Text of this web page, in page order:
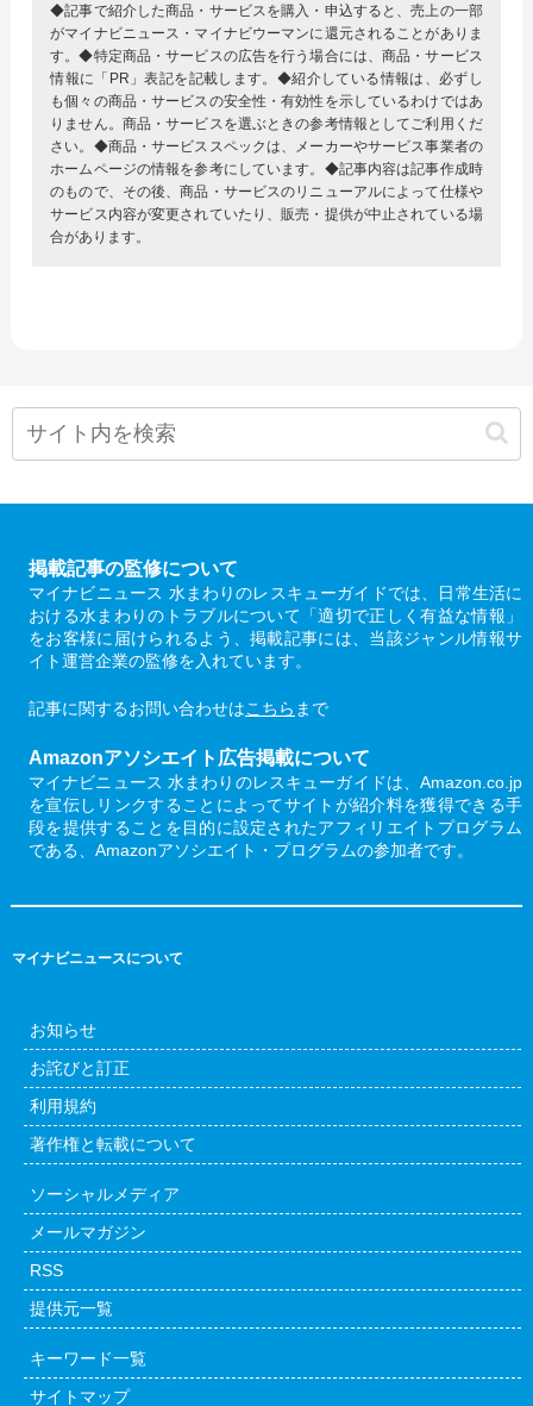
◆記事で紹介した商品・サービスを購入・申込すると、売上の一部
がマイナビニュース・マイナビウーマンに還元されることがありま
す。◆特定商品・サービスの広告を行う場合には、商品・サービス
情報に「PR」表記を記載します。◆紹介している情報は、必ずし
も個々の商品・サービスの安全性・有効性を示しているわけではあ
りません。商品・サービスを選ぶときの参考情報としてご利用くだ
さい。◆商品・サービススペックは、メーカーやサービス事業者の
ホームページの情報を参考にしています。◆記事内容は記事作成時
のもので、その後、商品・サービスのリニューアルによって仕様や
サービス内容が変更されていたり、販売・提供が中止されている場
合があります。
掲載記事の監修について
マイナビニュース 水まわりのレスキューガイドでは、日常生活に
おける水まわりのトラブルについて「適切で正しく有益な情報」
をお客様に届けられるよう、掲載記事には、当該ジャンル情報サ
イト運営企業の監修を入れています。
記事に関するお問い合わせはこちら まで
Amazonアソシエイト広告掲載について
マイナビニュース 水まわりのレスキューガイドは、Amazon.co.jp
を宣伝しリンクすることによってサイトが紹介料を獲得できる手
段を提供することを目的に設定されたアフィリエイトプログラム
である、Amazonアソシエイト・プログラムの参加者です。
マイナビニュースについて
お知らせ
お詫びと訂正
利用規約
著作権と転載について
ソーシャルメディア
メールマガジン
RSS
提供元一覧
キーワード一覧
サイトマップ